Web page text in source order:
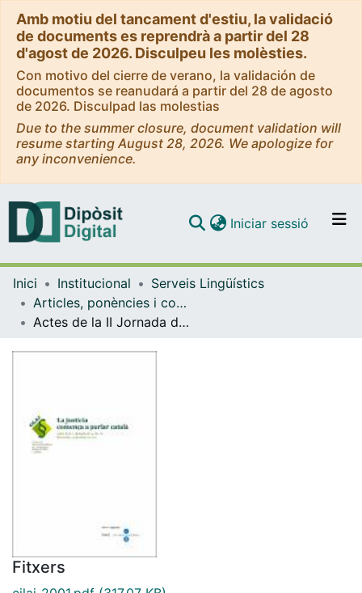
Amb motiu del tancament d'estiu, la validació
de documents es reprendrà a partir del 28
d'agost de 2026. Disculpeu les molèsties.
Con motivo del cierre de verano, la validación de
documentos se reanudará a partir del 28 de agosto
de 2026. Disculpad las molestias
Due to the summer closure, document validation will
resume starting August 28, 2026. We apologize for
any inconvenience.
Navega per tot el DD
Com publicar
Iniciar sessió (current)
Inici Institucional
Serveis Lingüístics
Articles, ponències i comunicacions (Serveis Lingüístics)
Actes de la II Jornada de la CILAJ. La justícia comença a parlar català
Fitxers